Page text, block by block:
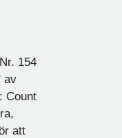
154
av
Count
att